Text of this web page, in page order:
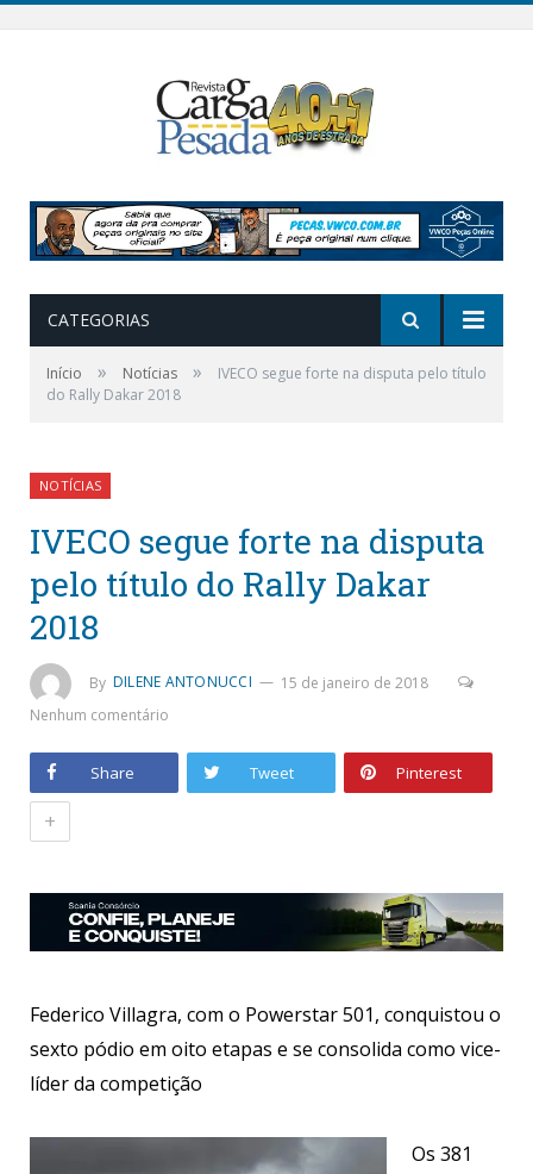
CATEGORIAS
Início » Notícias »
IVECO segue forte na disputa pelo título
do Rally Dakar 2018
NOTÍCIAS
IVECO segue forte na disputa
pelo título do Rally Dakar
2018
By DILENE ANTONUCCI
15 de janeiro de 2018
Nenhum comentário
Share Tweet Pinterest
+
Federico Villagra, com o Powerstar 501, conquistou o
sexto pódio em oito etapas e se consolida como vice-
líder da competição
Os 381